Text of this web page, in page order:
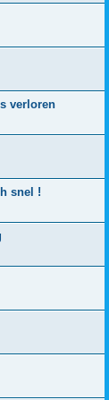
verloren
snel !